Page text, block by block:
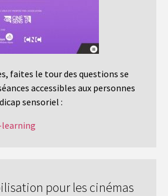
faites le tour des questions se
accessibles aux personnes
sensoriel :
learning
pour les cinémas